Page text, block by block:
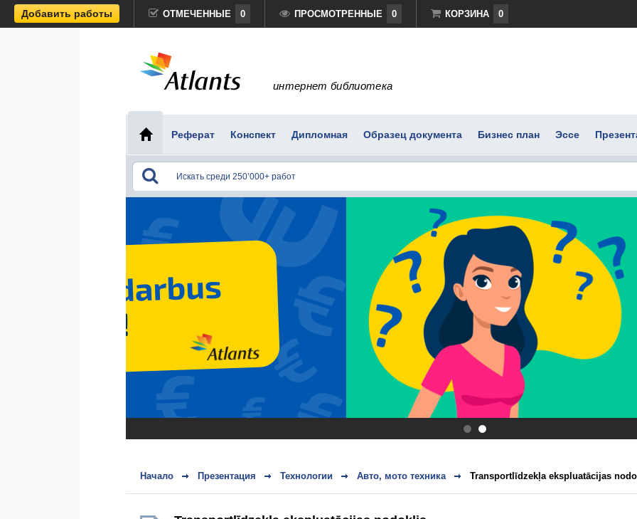
Добавить работы ОТМЕЧЕННЫЕ 0 ПРОСМОТРЕННЫЕ 0 КОРЗИНА 0
интернет библиотека
Реферат Конспект Дипломная Образец документа Бизнес план Эссе
.
Начало Презентация Технологии Авто, мото техника Transportlīdzekļa ekspluatācijas